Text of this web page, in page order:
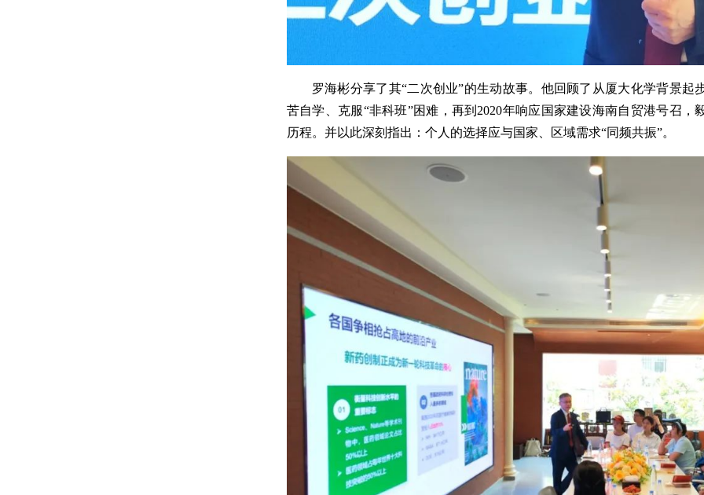
罗海彬分享了其“二次创业”的生动故事。他回顾了从厦大化学背景起
苦自学、克服“非科班”困难，再到2020年响应国家建设海南自贸港号召
历程。并以此深刻指出：个人的选择应与国家、区域需求“同频共振”。